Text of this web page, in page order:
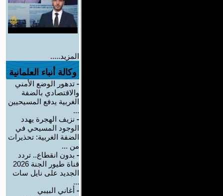
المزيد.....
وكالة أنباء العلمانية
- تدهور الوضع الأمني
والاقتصادي بالضفة
الغربية يدفع المسيحيين
...
- نزيف الهجرة يهدد
الوجود المسيحي في
الضفة الغربية: تحذيرات
من ...
- بدون انقطاع.. تردد
قناة طيور الجنة 2026
الجديد على نايل سات
...
- أغاني البيبي